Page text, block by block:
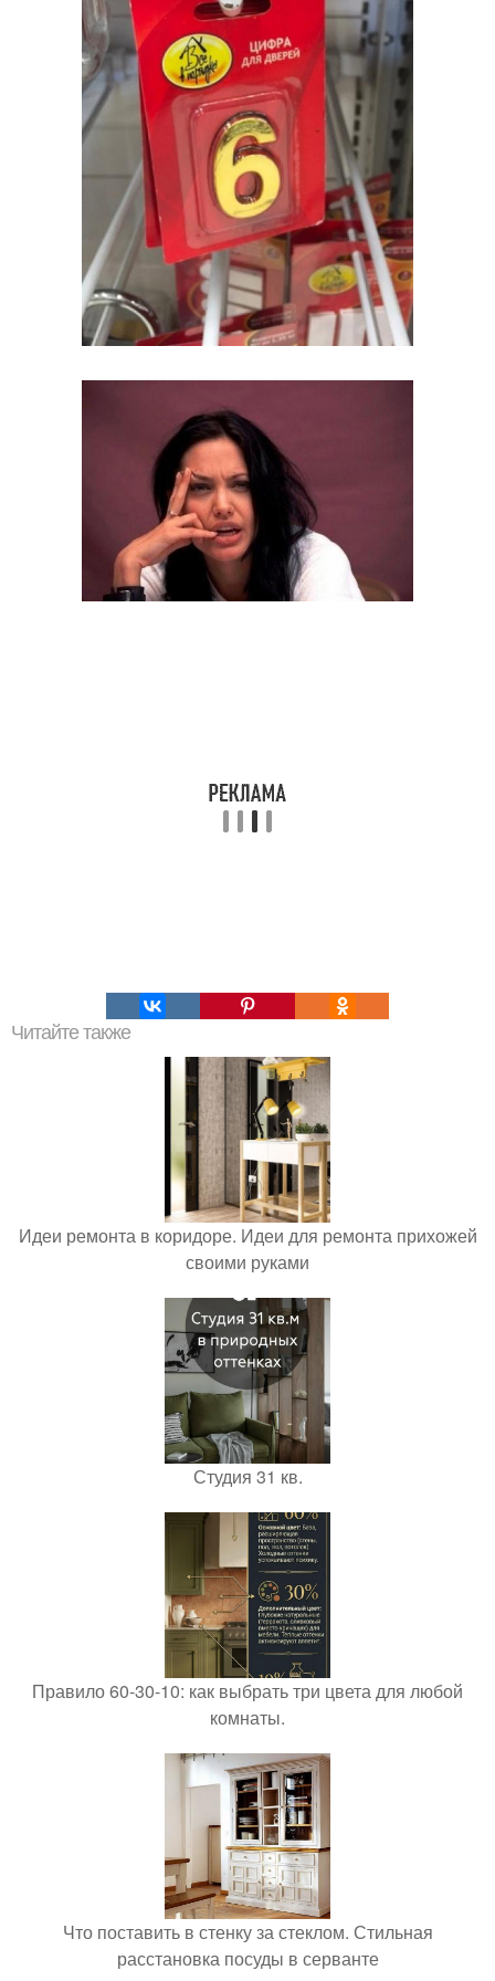
Читайте также
Идеи ремонта в коридоре. Идеи для ремонта прихожей
своими руками
Студия 31 кв.
Правило 60-30-10: как выбрать три цвета для любой
комнаты.
Что поставить в стенку за стеклом. Стильная
расстановка посуды в серванте